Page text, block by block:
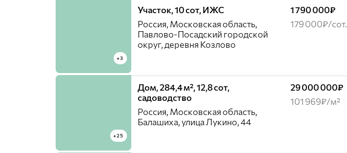
+3
Участок, 10 сот, ИЖС
Россия, Московская область,
Павлово-Посадский городской
округ, деревня Козлово
1 790 000₽
179 000₽/сот.
+25
Дом, 284,4 м², 12,8 сот,
садоводство
Россия, Московская область,
Балашиха, улица Лукино, 44
29 000 000₽
101 969₽/м²